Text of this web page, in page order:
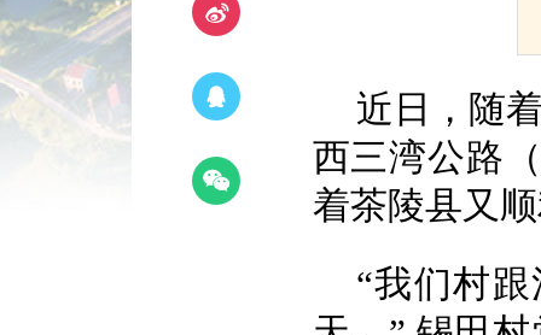
近日，随
西三湾公路
着茶陵县又
“我们村